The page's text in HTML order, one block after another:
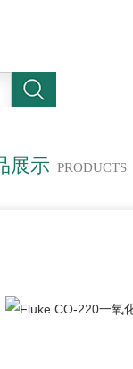
展示 PRODUCTS